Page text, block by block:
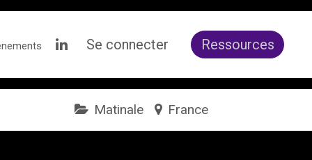
Se connecter Ressources
Matinale France